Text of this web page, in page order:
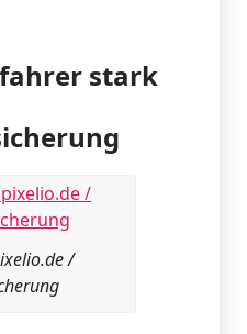
stark
/